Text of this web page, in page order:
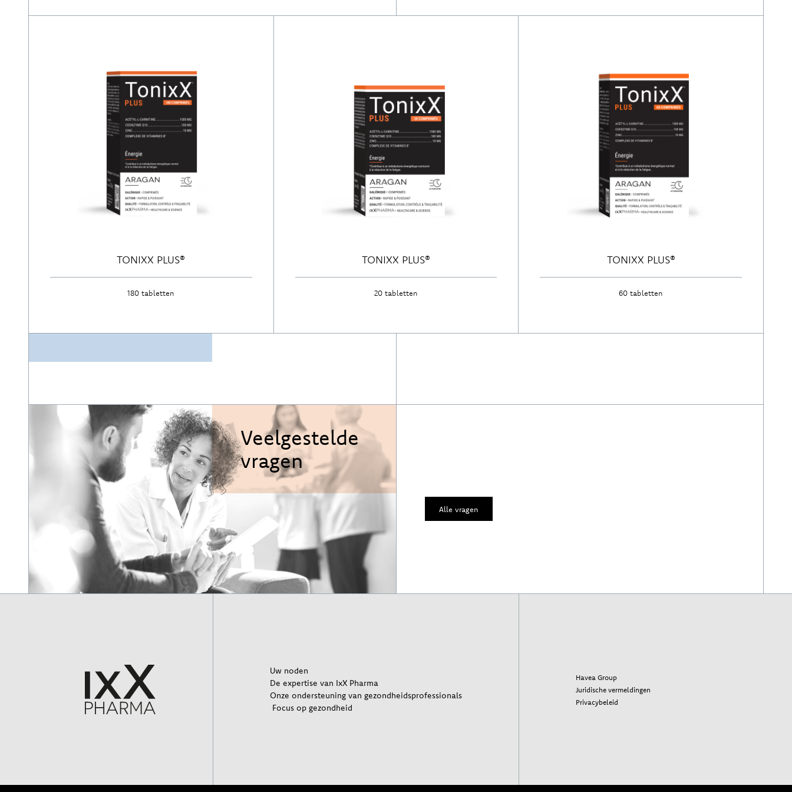
TONIXX PLUS®
180 tabletten
TONIXX PLUS®
20 tabletten
TONIXX PLUS®
60 tabletten
Veelgestelde
vragen
Alle vragen
Uw noden
De expertise van IxX Pharma
Onze ondersteuning van gezondheidsprofessionals
Focus op gezondheid
Havea Group
Juridische vermeldingen
Privacybeleid